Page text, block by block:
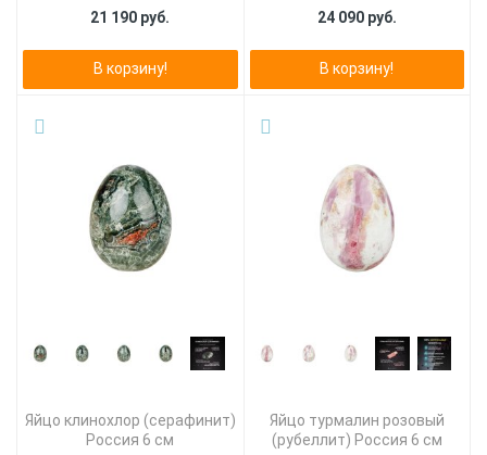
21 190 руб.
В корзину!
24 090 руб.
В корзину!
Яйцо клинохлор (серафинит)
Россия 6 см
Яйцо турмалин розовый
(рубеллит) Россия 6 см